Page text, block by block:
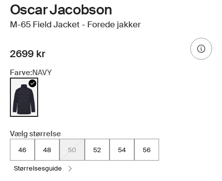
Oscar Jacobson
M-65 Field Jacket - Forede jakker
2699 kr
Farve:NAVY
Vælg størrelse
46 48 50 52 54 56
størrelsesguide